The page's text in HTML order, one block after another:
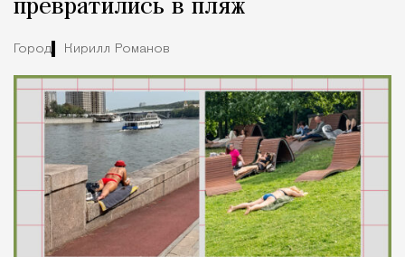
превратились в пляж
Город Кирилл Романов